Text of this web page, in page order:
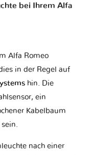
bei Ihrem Alfa
Alfa Romeo
in der Regel auf
hin. Die
ein
Kabelbaum
nach einer